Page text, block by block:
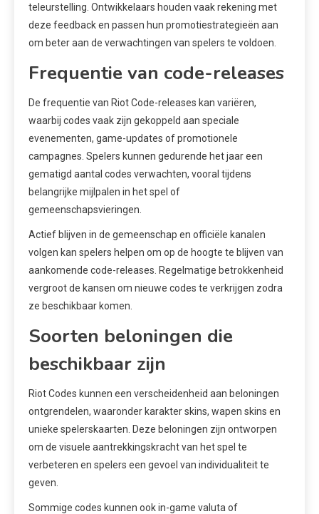
teleurstelling. Ontwikkelaars houden vaak rekening met
deze feedback en passen hun promotiestrategieën aan
om beter aan de verwachtingen van spelers te voldoen.
Frequentie van code-releases
De frequentie van Riot Code-releases kan variëren,
waarbij codes vaak zijn gekoppeld aan speciale
evenementen, game-updates of promotionele
campagnes. Spelers kunnen gedurende het jaar een
gematigd aantal codes verwachten, vooral tijdens
belangrijke mijlpalen in het spel of
gemeenschapsvieringen.
Actief blijven in de gemeenschap en officiële kanalen
volgen kan spelers helpen om op de hoogte te blijven van
aankomende code-releases. Regelmatige betrokkenheid
vergroot de kansen om nieuwe codes te verkrijgen zodra
ze beschikbaar komen.
Soorten beloningen die
beschikbaar zijn
Riot Codes kunnen een verscheidenheid aan beloningen
ontgrendelen, waaronder karakter skins, wapen skins en
unieke spelerskaarten. Deze beloningen zijn ontworpen
om de visuele aantrekkingskracht van het spel te
verbeteren en spelers een gevoel van individualiteit te
geven.
Sommige codes kunnen ook in-game valuta of